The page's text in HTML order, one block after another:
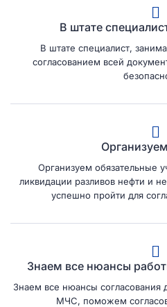
В штате
В штате специалист,
согласованием всей
Организуем обязательные
ликвидации разливов нефти и
успешно пройти для
Знаем все нюансы
Знаем все нюансы согласования
МЧС, поможем